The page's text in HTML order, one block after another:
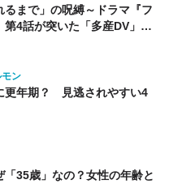
るまで」の呪縛～ドラマ『フ
第4話が突いた「多産DV」と
ン
更年期？ 見逃されやすい4
「35歳」なの？女性の年齢と